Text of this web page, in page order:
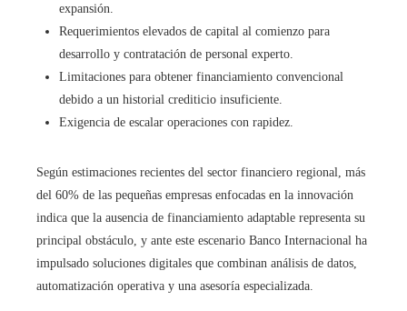
expansión.
Requerimientos elevados de capital al comienzo para
desarrollo y contratación de personal experto.
Limitaciones para obtener financiamiento convencional
debido a un historial crediticio insuficiente.
Exigencia de escalar operaciones con rapidez.
Según estimaciones recientes del sector financiero regional, más
del 60% de las pequeñas empresas enfocadas en la innovación
indica que la ausencia de financiamiento adaptable representa su
principal obstáculo, y ante este escenario Banco Internacional ha
impulsado soluciones digitales que combinan análisis de datos,
automatización operativa y una asesoría especializada.